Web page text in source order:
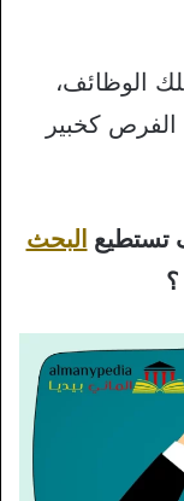
الوظائف،
كخبير
تستطيع البحث
؟